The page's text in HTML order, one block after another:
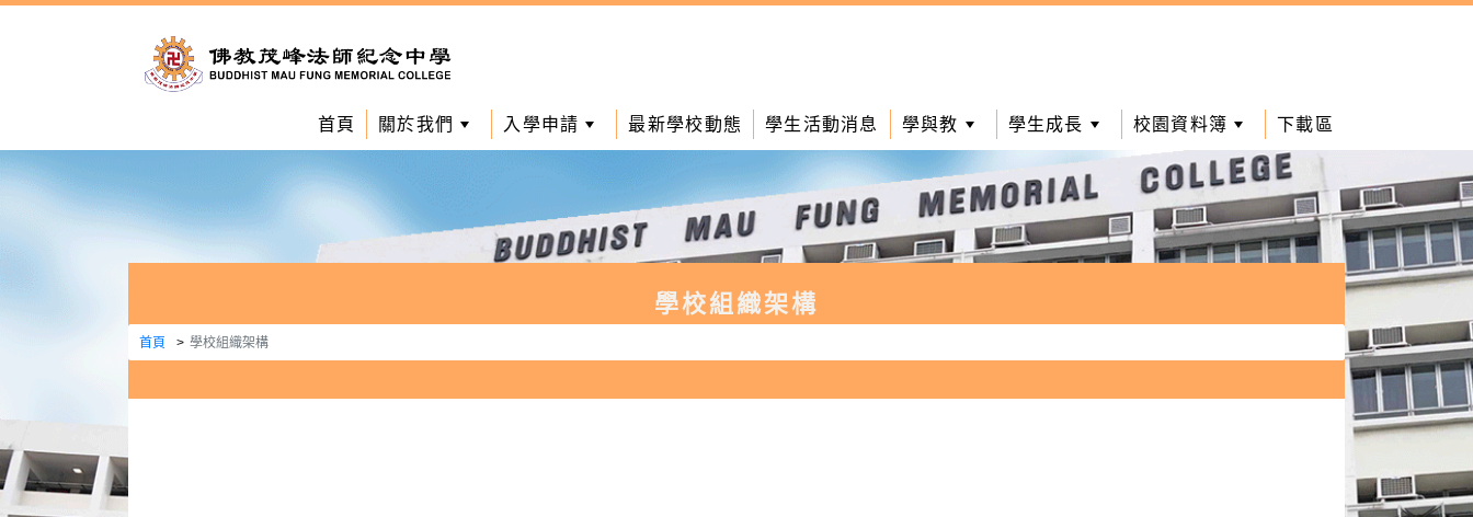
首頁 關於我們 入學申請 最新學校動態 學生活動消息 學與教 學生成長 校園資料簿 下載區
學校組織架構
首頁 學校組織架構